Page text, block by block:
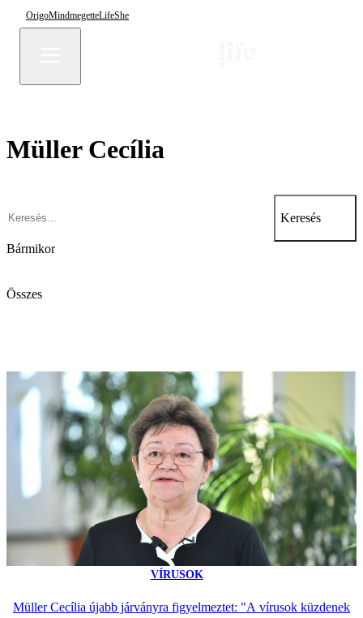
OrigoMindmegetteLifeShe
Müller Cecília
Keresés
Bármikor
Összes
VÍRUSOK
Müller Cecília újabb járványra figyelmeztet: "A vírusok küzdenek